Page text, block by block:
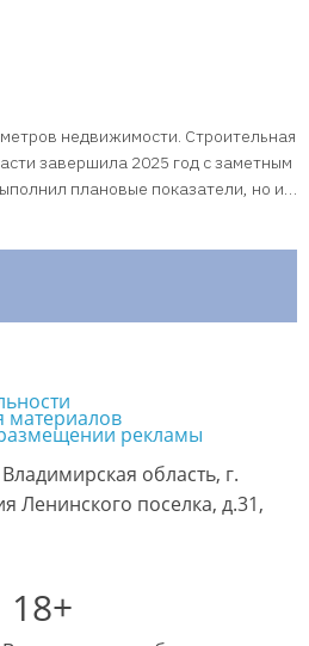
недвижимости. Строительная
завершила 2025 год с заметным
плановые показатели, но и…
материалов
рекламы
область, г.
Ленинского поселка, д.31,
18+